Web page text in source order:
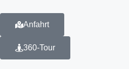
Anfahrt
360-Tour